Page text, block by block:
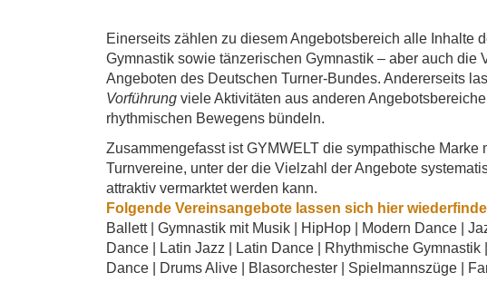
Einerseits zählen zu diesem Angebotsbereich alle Inhalte
Gymnastik sowie tänzerischen Gymnastik – aber auch die
Angeboten des Deutschen Turner-Bundes. Andererseits
Vorführung viele Aktivitäten aus anderen
rhythmischen Bewegens bündeln.
Zusammengefasst ist GYMWELT die sympathische
Turnvereine, unter der die Vielzahl der Angebote
attraktiv vermarktet werden kann.
Folgende Vereinsangebote lassen sich hier
Ballett | Gymnastik mit Musik | HipHop | Modern Dance |
Dance | Latin Jazz | Latin Dance | Rhythmische
Dance | Drums Alive | Blasorchester | Spielmannszüge |